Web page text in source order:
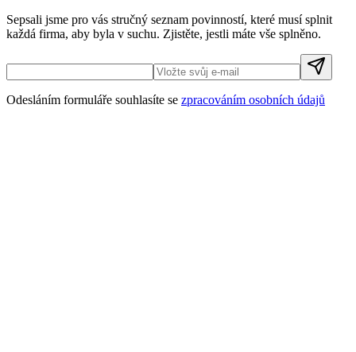
Sepsali jsme pro vás stručný seznam povinností, které musí splnit
každá firma, aby byla v suchu. Zjistěte, jestli máte vše splněno.
Odesláním formuláře souhlasíte se zpracováním osobních údajů